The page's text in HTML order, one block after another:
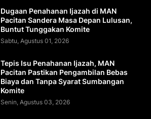
Dugaan Penahanan Ijazah di MAN
Pacitan Sandera Masa Depan Lulusan,
Buntut Tunggakan Komite
Sabtu, Agustus 01, 2026
Tepis Isu Penahanan Ijazah, MAN
Pacitan Pastikan Pengambilan Bebas
Biaya dan Tanpa Syarat Sumbangan
Komite
Senin, Agustus 03, 2026